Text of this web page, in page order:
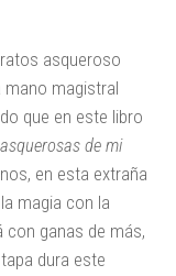
asqueroso
mano magistral
que en este libro
de mi
en esta extraña
magia con la
con ganas de más,
dura este